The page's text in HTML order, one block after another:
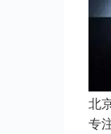
北
专